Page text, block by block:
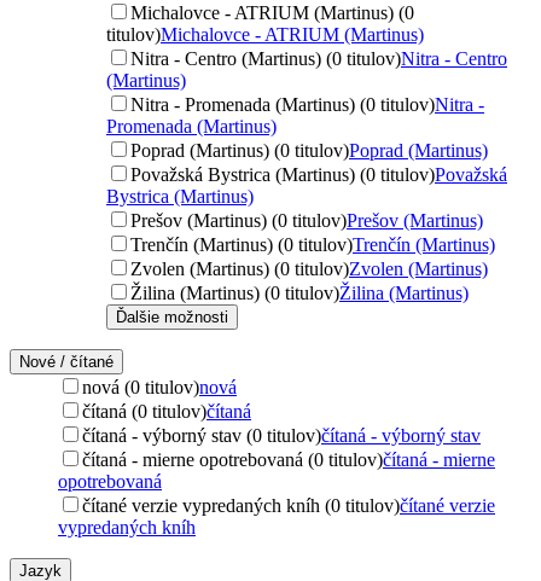
Michalovce - ATRIUM (Martinus) (0
titulov)Michalovce - ATRIUM (Martinus)
Nitra - Centro (Martinus) (0 titulov)Nitra - Centro
(Martinus)
Nitra - Promenada (Martinus) (0 titulov)Nitra -
Promenada (Martinus)
Poprad (Martinus) (0 titulov)Poprad (Martinus)
Považská Bystrica (Martinus) (0 titulov)Považská
Bystrica (Martinus)
Prešov (Martinus) (0 titulov)Prešov (Martinus)
Trenčín (Martinus) (0 titulov)Trenčín (Martinus)
Zvolen (Martinus) (0 titulov)Zvolen (Martinus)
Žilina (Martinus) (0 titulov)Žilina (Martinus)
Ďalšie možnosti
Nové / čítané
nová (0 titulov)nová
čítaná (0 titulov)čítaná
čítaná - výborný stav (0 titulov)čítaná - výborný stav
čítaná - mierne opotrebovaná (0 titulov)čítaná - mierne
opotrebovaná
čítané verzie vypredaných kníh (0 titulov)čítané verzie
vypredaných kníh
Jazyk